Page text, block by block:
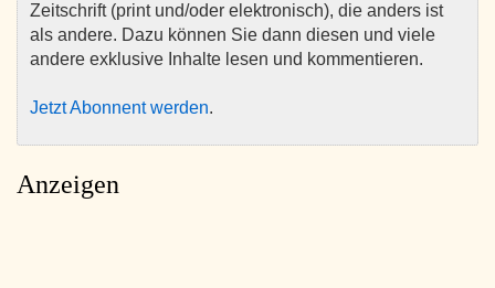
Zeitschrift (print und/oder elektronisch), die anders ist
als andere. Dazu können Sie dann diesen und viele
andere exklusive Inhalte lesen und kommentieren.
Jetzt Abonnent werden.
Anzeigen